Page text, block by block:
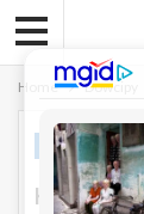
Home Dowcipy
DOWCIPY
Kawał: